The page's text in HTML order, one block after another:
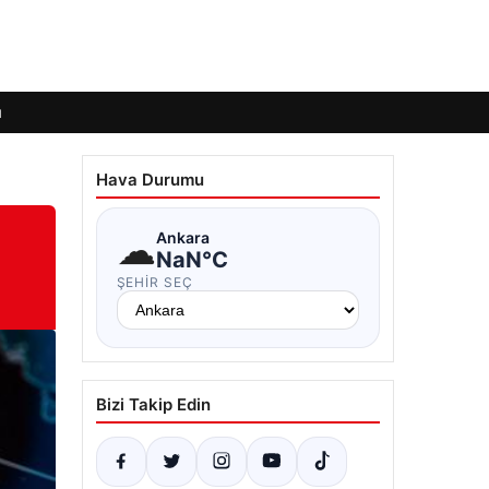
Hava Durumu
☁Ankara
NaN°C
ŞEHIR SEÇ
Bizi Takip Edin